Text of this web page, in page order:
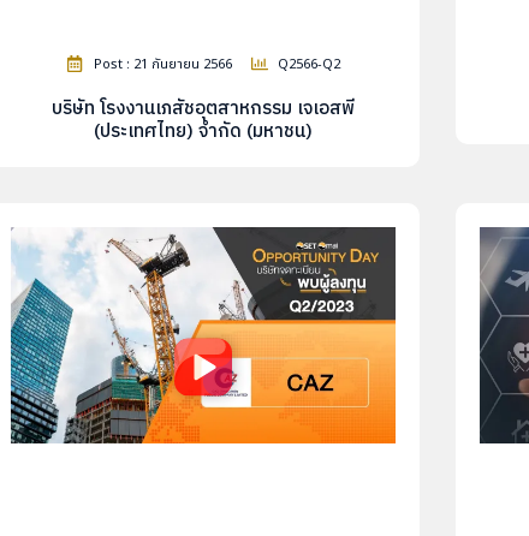
Post : 21 กันยายน 2566 Q2566-Q2
บริษัท โรงงานเภสัชอุตสาหกรรม เจเอสพี
(ประเทศไทย) จำกัด (มหาชน)